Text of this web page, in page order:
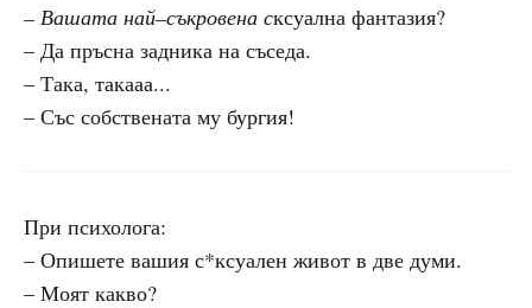
– Вашата най–съкровена сксуална фантазия?
– Да пръсна задника на съседа.
– Така, такааа...
– Със собствената му бургия!
При психолога:
– Опишете вашия с*ксуален живот в две думи.
– Моят какво?